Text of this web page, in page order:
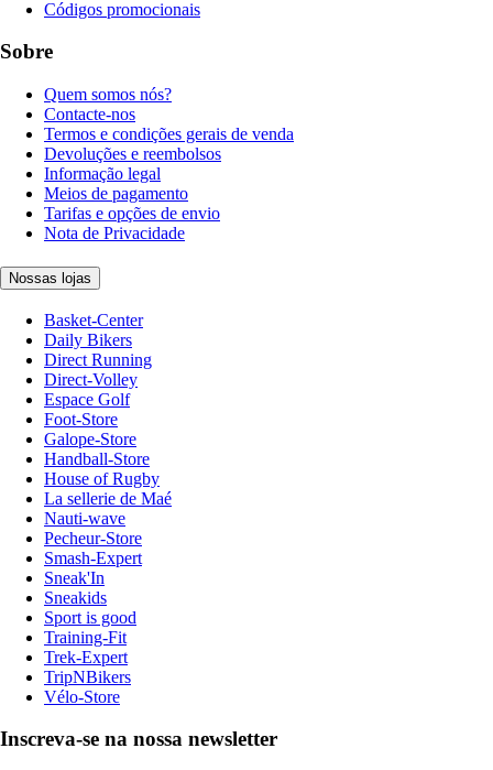
Códigos promocionais
Sobre
Quem somos nós?
Contacte-nos
Termos e condições gerais de venda
Devoluções e reembolsos
Informação legal
Meios de pagamento
Tarifas e opções de envio
Nota de Privacidade
Nossas lojas
Basket-Center
Daily Bikers
Direct Running
Direct-Volley
Espace Golf
Foot-Store
Galope-Store
Handball-Store
House of Rugby
La sellerie de Maé
Nauti-wave
Pecheur-Store
Smash-Expert
Sneak'In
Sneakids
Sport is good
Training-Fit
Trek-Expert
TripNBikers
Vélo-Store
Inscreva-se na nossa newsletter